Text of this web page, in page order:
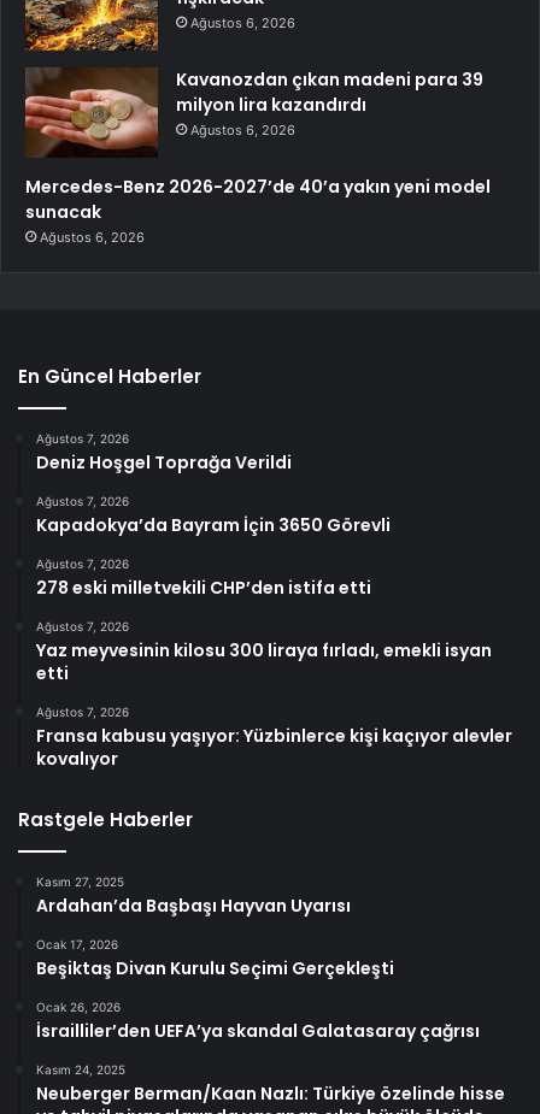
Ağustos 6, 2026
Kavanozdan çıkan madeni para 39
milyon lira kazandırdı
Ağustos 6, 2026
Mercedes-Benz 2026-2027’de 40’a yakın yeni model
sunacak
Ağustos 6, 2026
En Güncel Haberler
Ağustos 7, 2026
Deniz Hoşgel Toprağa Verildi
Ağustos 7, 2026
Kapadokya’da Bayram İçin 3650 Görevli
Ağustos 7, 2026
278 eski milletvekili CHP’den istifa etti
Ağustos 7, 2026
Yaz meyvesinin kilosu 300 liraya fırladı, emekli isyan
etti
Ağustos 7, 2026
Fransa kabusu yaşıyor: Yüzbinlerce kişi kaçıyor alevler
kovalıyor
Rastgele Haberler
Kasım 27, 2025
Ardahan’da Başbaşı Hayvan Uyarısı
Ocak 17, 2026
Beşiktaş Divan Kurulu Seçimi Gerçekleşti
Ocak 26, 2026
İsrailliler’den UEFA’ya skandal Galatasaray çağrısı
Kasım 24, 2025
Neuberger Berman/Kaan Nazlı: Türkiye özelinde hisse